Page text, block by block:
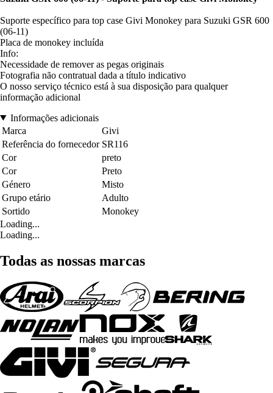
Suporte específico para top case Givi Monokey para Suzuki GSR 600
(06-11)
Placa de monokey incluída
Info:
Necessidade de remover as pegas originais
Fotografia não contratual dada a título indicativo
O nosso serviço técnico está à sua disposição para qualquer
informação adicional
Informações adicionais
Marca
Givi
Referência do fornecedor SR116
Cor
preto
Cor
Preto
Género
Misto
Grupo etário
Adulto
Sortido
Monokey
Loading...
Loading...
Todas as nossas marcas